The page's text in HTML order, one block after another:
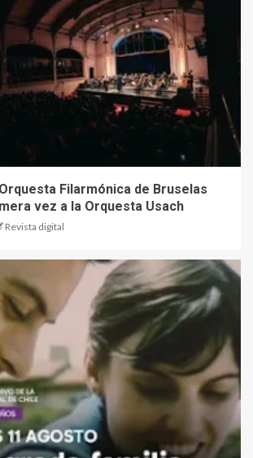
Filarmónica de Bruselas
vez a la Orquesta Usach
Revista digital